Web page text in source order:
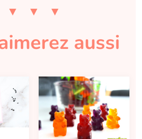
aussi